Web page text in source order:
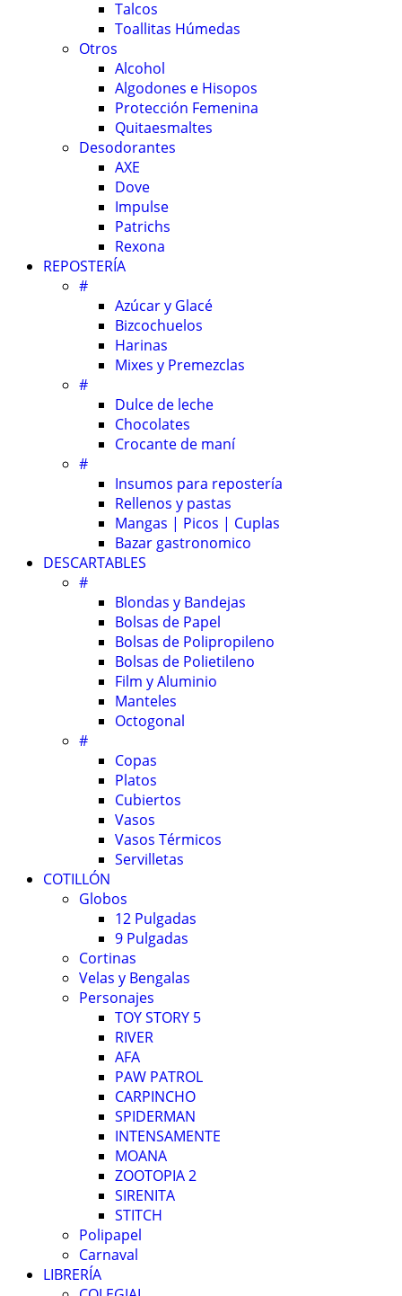
Talcos
Toallitas Húmedas
Otros
Alcohol
Algodones e Hisopos
Protección Femenina
Quitaesmaltes
Desodorantes
AXE
Dove
Impulse
Patrichs
Rexona
REPOSTERÍA
#
Azúcar y Glacé
Bizcochuelos
Harinas
Mixes y Premezclas
#
Dulce de leche
Chocolates
Crocante de maní
#
Insumos para repostería
Rellenos y pastas
Mangas | Picos | Cuplas
Bazar gastronomico
DESCARTABLES
#
Blondas y Bandejas
Bolsas de Papel
Bolsas de Polipropileno
Bolsas de Polietileno
Film y Aluminio
Manteles
Octogonal
#
Copas
Platos
Cubiertos
Vasos
Vasos Térmicos
Servilletas
COTILLÓN
Globos
12 Pulgadas
9 Pulgadas
Cortinas
Velas y Bengalas
Personajes
TOY STORY 5
RIVER
AFA
PAW PATROL
CARPINCHO
SPIDERMAN
INTENSAMENTE
MOANA
ZOOTOPIA 2
SIRENITA
STITCH
Polipapel
Carnaval
LIBRERÍA